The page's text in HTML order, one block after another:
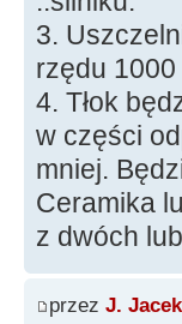
3.
rzędu
4. Tłok
w części
mniej.
Ceramika
z dwóch
przez J.